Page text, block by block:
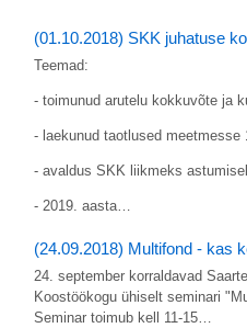
(01.10.2018) SKK juhatuse
Teemad:
- toimunud arutelu kokkuvõte ja
- laekunud taotlused meetmesse
- avaldus SKK liikmeks
- 2019. aasta…
(24.09.2018) Multifond - kas
24. september korraldavad
Koostöökogu ühiselt seminari
Seminar toimub kell 11-15…